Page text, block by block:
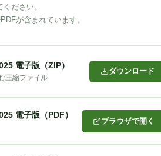
ださい。
が含まれています。
電子版（ZIP）
圧縮ファイル
ダウンロード
電子版（PDF）
ブラウザで開く